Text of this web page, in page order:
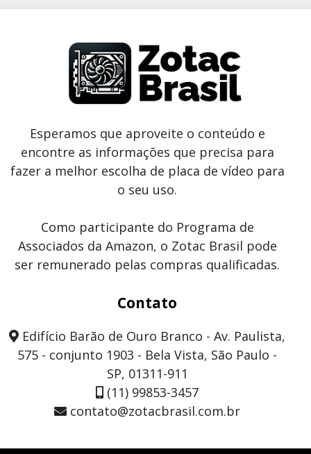
Esperamos que aproveite o conteúdo e
encontre as informações que precisa para
fazer a melhor escolha de placa de vídeo para
o seu uso.
Como participante do Programa de
Associados da Amazon, o Zotac Brasil pode
ser remunerado pelas compras qualificadas.
Contato
Edifício Barão de Ouro Branco - Av. Paulista,
575 - conjunto 1903 - Bela Vista, São Paulo -
SP, 01311-911
(11) 99853-3457
contato@zotacbrasil.com.br